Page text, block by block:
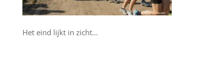
Het eind lijkt in zicht…